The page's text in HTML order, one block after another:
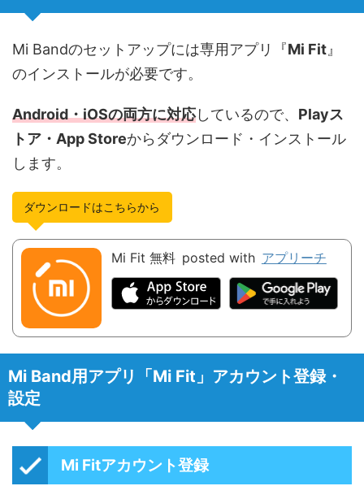
Mi Bandのセットアップには専用アプリ『Mi Fit 』
のインストールが必要です。
Android・iOSの両方に対応しているので、 Playス
トア・App Storeからダウンロード・インストール
します。
ダウンロードはこちらから
Mi Fit 無料 posted with アプリーチ
Mi Band用アプリ「Mi Fit」アカウント登録・
設定
Mi Fitアカウント登録